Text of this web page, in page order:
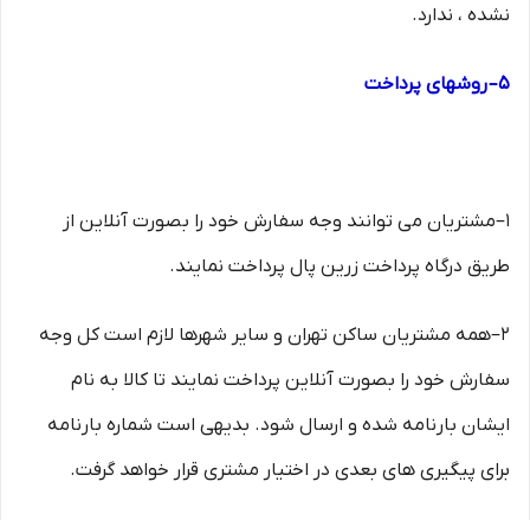
نشده ، ندارد.
۵– روشهای پرداخت
۱–مشتریان می توانند وجه سفارش خود را بصورت آنلاین از
طریق درگاه پرداخت زرین پال پرداخت نمایند.
۲–همه مشتریان ساکن تهران و سایر شهرها لازم است کل وجه
سفارش خود را بصورت آنلاین پرداخت نمایند تا کالا به نام
ایشان بارنامه شده و ارسال شود. بدیهی است شماره بارنامه
برای پیگیری های بعدی در اختیار مشتری قرار خواهد گرفت.